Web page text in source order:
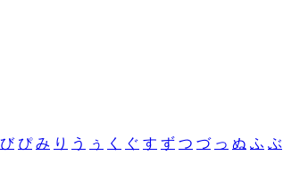
び ぴ み り う ぅ く ぐ す ず つ づ っ ぬ ふ ぶ